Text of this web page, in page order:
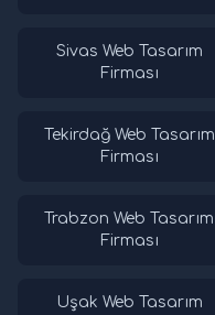
Sivas Web Tasarım
Firması
Tekirdağ Web Tasarım
Firması
Trabzon Web Tasarım
Firması
Uşak Web Tasarım